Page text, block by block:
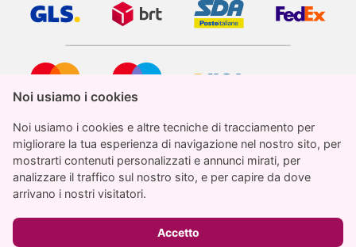
Noi usiamo i cookies
Noi usiamo i cookies e altre tecniche di tracciamento per
migliorare la tua esperienza di navigazione nel nostro sito, per
mostrarti contenuti personalizzati e annunci mirati, per
analizzare il traffico sul nostro sito, e per capire da dove
arrivano i nostri visitatori.
Accetto
Noi usiamo i cookies
Noi usiamo i cookies e altre tecniche di tracciamento per
migliorare la tua esperienza di navigazione nel nostro sito, per
mostrarti contenuti personalizzati e annunci mirati, per
analizzare il traffico sul nostro sito, e per capire da dove
arrivano i nostri visitatori.
Accetto
StampaParati.it è un marchio registrato di proprietà
© 2026 stampaparati.it